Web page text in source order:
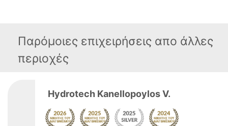
Παρόμοιες επιχειρήσεις απο άλλες
περιοχές
Hydrotech Kanellopoylos V.